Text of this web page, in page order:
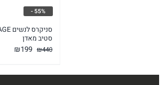
סטיב מאדן
₪440
המחיר
היה:
₪199 המחיר
הוא:
55% -